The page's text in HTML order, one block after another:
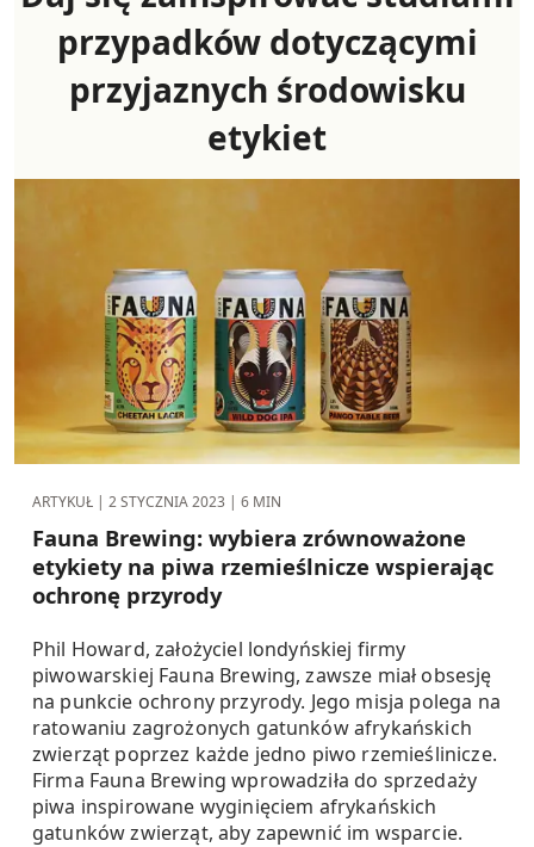
przypadków dotyczącymi
przyjaznych środowisku
etykiet
ARTYKUŁ | 2 STYCZNIA 2023 | 6 MIN
Fauna Brewing: wybiera zrównoważone
etykiety na piwa rzemieślnicze wspierając
ochronę przyrody
Phil Howard, założyciel londyńskiej firmy
piwowarskiej Fauna Brewing, zawsze miał obsesję
na punkcie ochrony przyrody. Jego misja polega na
ratowaniu zagrożonych gatunków afrykańskich
zwierząt poprzez każde jedno piwo rzemieślinicze.
Firma Fauna Brewing wprowadziła do sprzedaży
piwa inspirowane wyginięciem afrykańskich
gatunków zwierząt, aby zapewnić im wsparcie.